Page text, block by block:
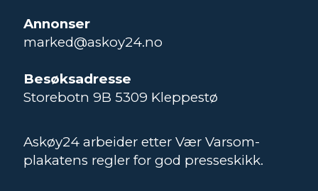
Annonser
marked@askoy24.no
Besøksadresse
Storebotn 9B 5309 Kleppestø
Askøy24 arbeider etter Vær Varsom-
plakatens regler for god presseskikk.